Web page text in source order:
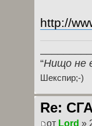
http://
“Нищо не
Шекспир;-)
Re:
от Lord »